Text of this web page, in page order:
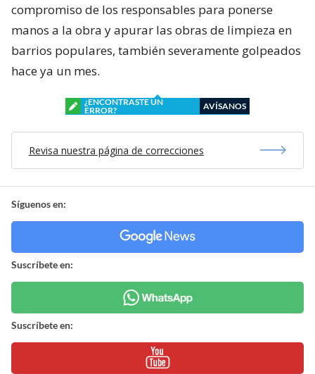
compromiso de los responsables para ponerse
manos a la obra y apurar las obras de limpieza en
barrios populares, también severamente golpeados
hace ya un mes.
¿ENCONTRASTE UN
ERROR?
AVÍSANOS
Revisa nuestra página de correcciones
Síguenos en:
Suscríbete en:
Suscríbete en: